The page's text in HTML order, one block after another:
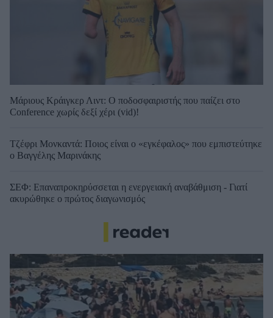
Μάριους Κράιγκερ Λιντ: Ο ποδοσφαιριστής που παίζει στο
Conference χωρίς δεξί χέρι (vid)!
Τζέφρι Μονκαντά: Ποιος είναι ο «εγκέφαλος» που εμπιστεύτηκε
ο Βαγγέλης Μαρινάκης
ΣΕΦ: Επαναπροκηρύσσεται η ενεργειακή αναβάθμιση - Γιατί
ακυρώθηκε ο πρώτος διαγωνισμός